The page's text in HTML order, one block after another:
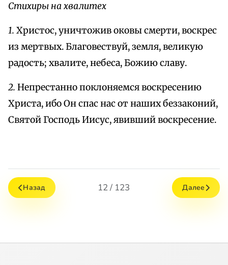
Стихиры на хвалитех
1. Христос, уничтожив оковы смерти, воскрес
из мертвых. Благовествуй, земля, великую
радость; хвалите, небеса, Божию славу.
2. Непрестанно поклоняемся воскресению
Христа, ибо Он спас нас от наших беззаконий,
Святой Господь Иисус, явивший воскресение.
Назад 12 / 123 Далее